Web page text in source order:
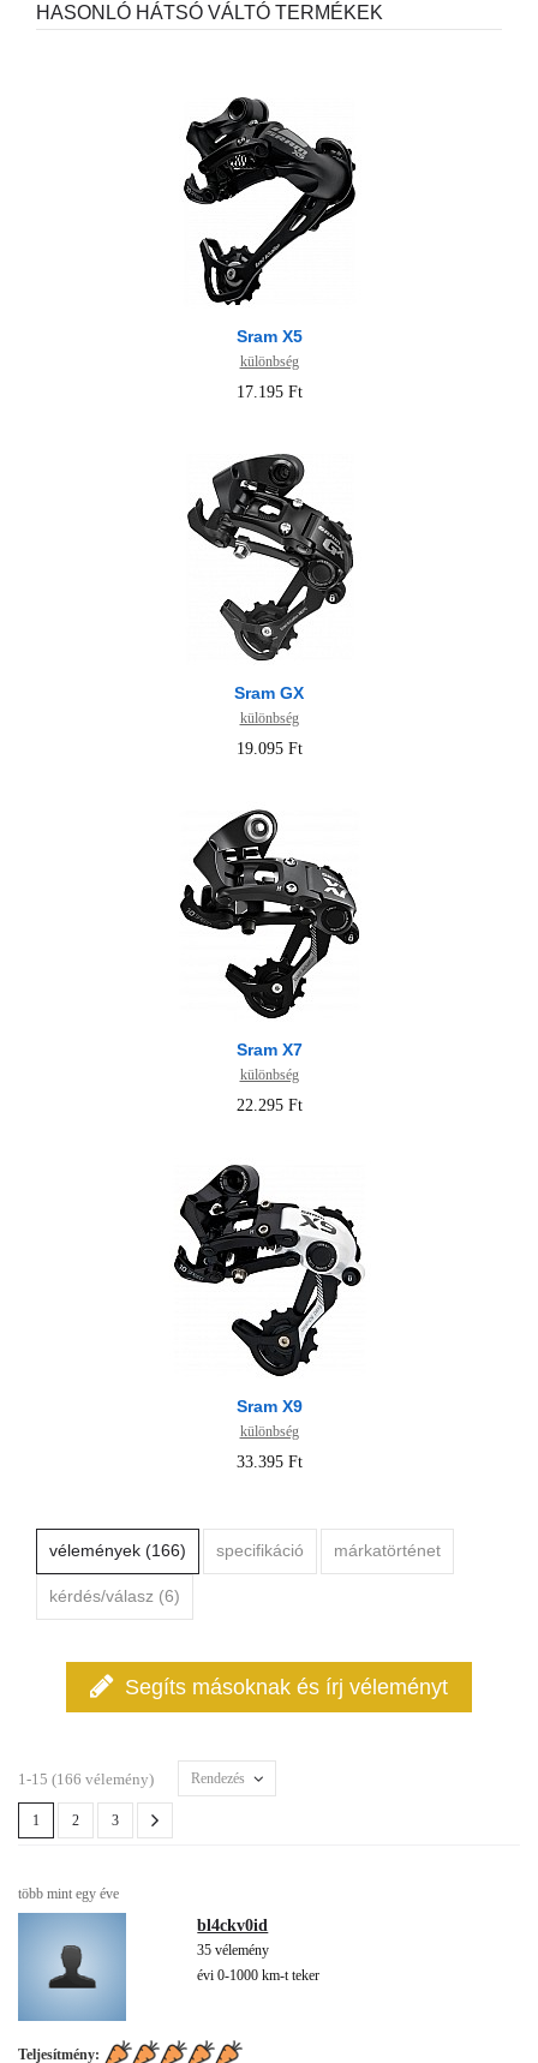
HASONLÓ HÁTSÓ VÁLTÓ TERMÉKEK
Sram X5
különbség
17.195 Ft
Sram GX
különbség
19.095 Ft
Sram X7
különbség
22.295 Ft
Sram X9
különbség
33.395 Ft
vélemények (166) specifikáció márkatörténet
kérdés/válasz (6)
Segíts másoknak és írj véleményt
1-15 (166 vélemény) Rendezés
1 2 3
több mint egy éve
bl4ckv0id
35 vélemény
évi 0-1000 km-t teker
Teljesítmény: